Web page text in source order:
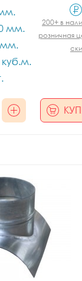
мм.
мм.
200+ в
розничная